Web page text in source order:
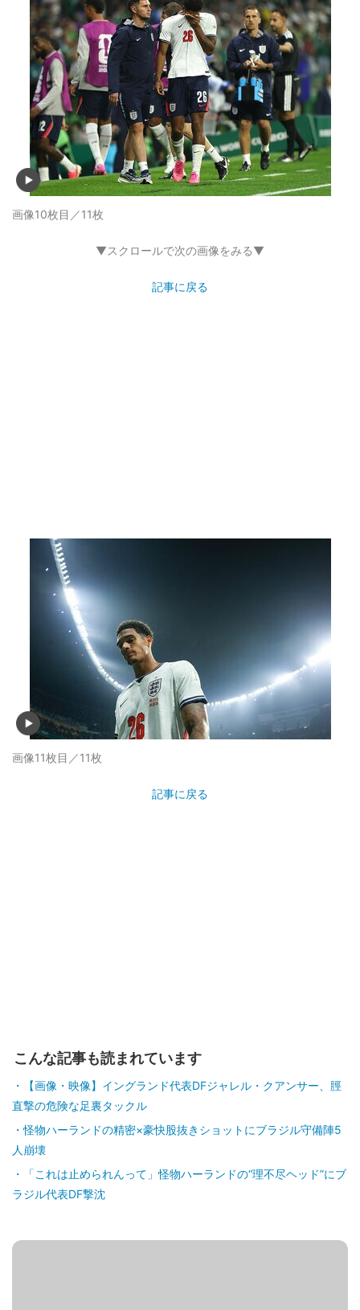
画像10枚目／11枚
▼スクロールで次の画像をみる▼
記事に戻る
画像11枚目／11枚
記事に戻る
こんな記事も読まれています
【画像・映像】イングランド代表DFジャレル・クアンサー、脛
直撃の危険な足裏タックル
怪物ハーランドの精密×豪快股抜きショットにブラジル守備陣5
人崩壊
「これは止められんって」怪物ハーランドの“理不尽ヘッド”にブ
ラジル代表DF撃沈